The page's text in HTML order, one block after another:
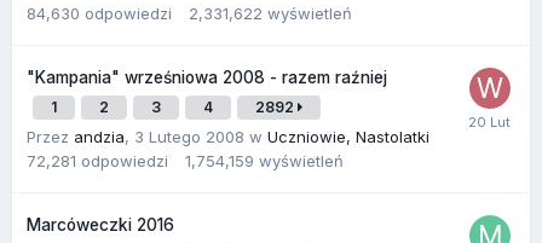
84,630 odpowiedzi 2,331,622 wyświetleń
"Kampania" wrześniowa 2008 - razem raźniej
1 2 3 4 2892
Przez andzia, 3 Lutego 2008 w Uczniowie, Nastolatki
72,281 odpowiedzi 1,754,159 wyświetleń
Marcóweczki 2016